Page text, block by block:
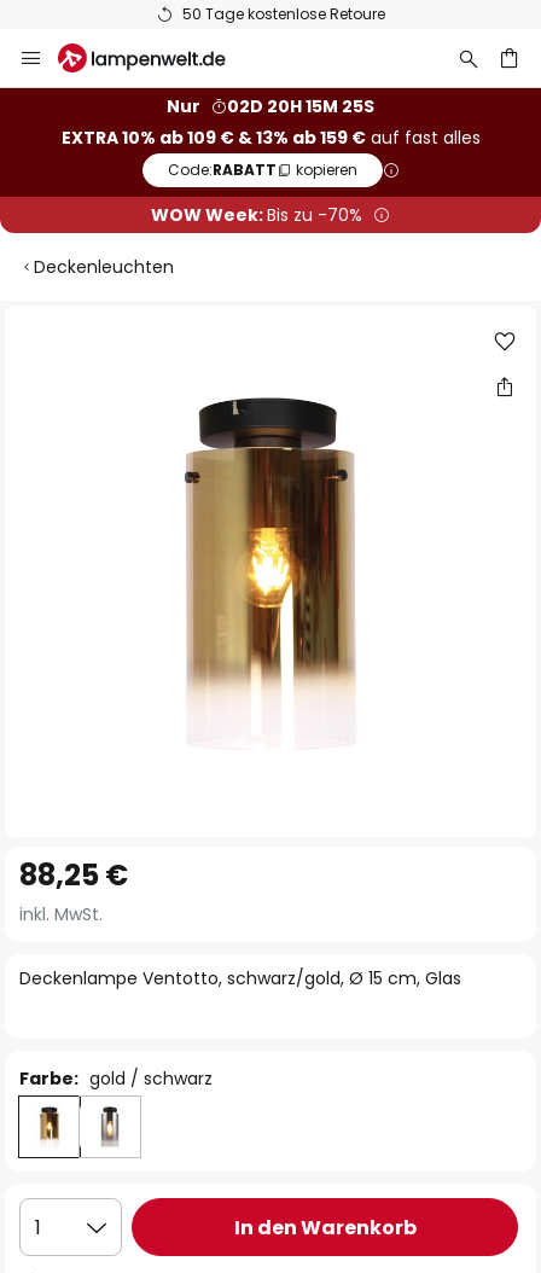
50 Tage kostenlose Retoure
Inhalt
Nur
02D 20H 15M 24S
EXTRA 10% ab 109 € & 13% ab 159 €auf fast alles
Code:RABATT kopieren
WOW Week:Bis zu -70%
Deckenleuchten
Anfang
der
springen
Deckenlampe Ventotto, schwarz/gold, Ø 15 cm, Glas
88,25 €
inkl. MwSt.
Farbe: gold / schwarz
1 In den Warenkorb